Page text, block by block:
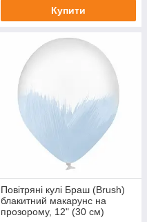
Купити
Повітряні кулі Браш (Brush)
блакитний макарунс на
прозорому, 12" (30 см)